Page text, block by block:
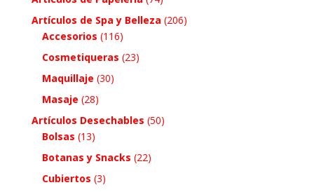
Artículos de Spa y Belleza (206)
Accesorios (116)
Cosmetiqueras (23)
Maquillaje (30)
Masaje (28)
Artículos Desechables (50)
Bolsas (13)
Botanas y Snacks (22)
Cubiertos (3)